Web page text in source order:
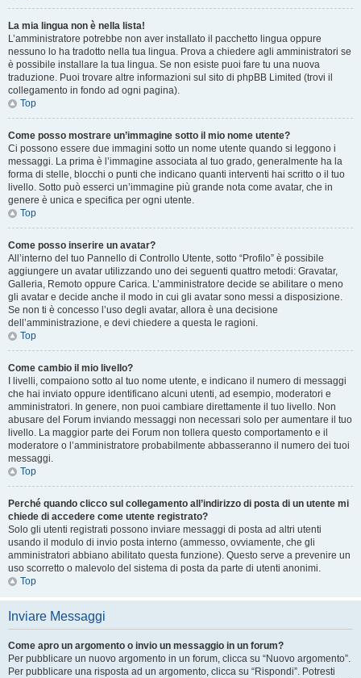
La mia lingua non è nella lista!
L’amministratore potrebbe non aver installato il pacchetto lingua oppure
nessuno lo ha tradotto nella tua lingua. Prova a chiedere agli amministratori se
è possibile installare la tua lingua. Se non esiste puoi fare tu una nuova
traduzione. Puoi trovare altre informazioni sul sito di phpBB Limited (trovi il
collegamento in fondo ad ogni pagina).
Top
Come posso mostrare un’immagine sotto il mio nome utente?
Ci possono essere due immagini sotto un nome utente quando si leggono i
messaggi. La prima è l’immagine associata al tuo grado, generalmente ha la
forma di stelle, blocchi o punti che indicano quanti interventi hai scritto o il tuo
livello. Sotto può esserci un’immagine più grande nota come avatar, che in
genere è unica e specifica per ogni utente.
Top
Come posso inserire un avatar?
All’interno del tuo Pannello di Controllo Utente, sotto “Profilo” è possibile
aggiungere un avatar utilizzando uno dei seguenti quattro metodi: Gravatar,
Galleria, Remoto oppure Carica. L’amministratore decide se abilitare o meno
gli avatar e decide anche il modo in cui gli avatar sono messi a disposizione.
Se non ti è concesso l’uso degli avatar, allora è una decisione
dell’amministrazione, e devi chiedere a questa le ragioni.
Top
Come cambio il mio livello?
I livelli, compaiono sotto al tuo nome utente, e indicano il numero di messaggi
che hai inviato oppure identificano alcuni utenti, ad esempio, moderatori e
amministratori. In genere, non puoi cambiare direttamente il tuo livello. Non
abusare del Forum inviando messaggi non necessari solo per aumentare il tuo
livello. La maggior parte dei Forum non tollera questo comportamento e il
moderatore o l’amministratore probabilmente abbasseranno il numero dei tuoi
messaggi.
Top
Perché quando clicco sul collegamento all’indirizzo di posta di un utente mi
chiede di accedere come utente registrato?
Solo gli utenti registrati possono inviare messaggi di posta ad altri utenti
usando il modulo di invio posta interno (ammesso, ovviamente, che gli
amministratori abbiano abilitato questa funzione). Questo serve a prevenire un
uso scorretto o malevolo del sistema di posta da parte di utenti anonimi.
Top
Inviare Messaggi
Come apro un argomento o invio un messaggio in un forum?
Per pubblicare un nuovo argomento in un forum, clicca su “Nuovo argomento”.
Per pubblicare una risposta ad un argomento, clicca su “Rispondi”. Potresti